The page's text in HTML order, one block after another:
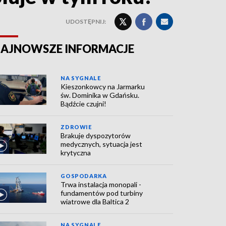
UDOSTĘPNIJ:
INFORMACJE
NA SYGNALE
Kieszonkowcy na Jarmarku
św. Dominika w Gdańsku.
Bądźcie czujni!
ZDROWIE
Brakuje dyspozytorów
medycznych, sytuacja jest
krytyczna
GOSPODARKA
Trwa instalacja monopali -
fundamentów pod turbiny
wiatrowe dla Baltica 2